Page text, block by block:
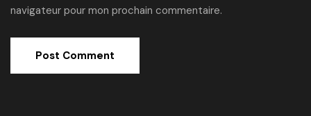
navigateur pour mon prochain commentaire.